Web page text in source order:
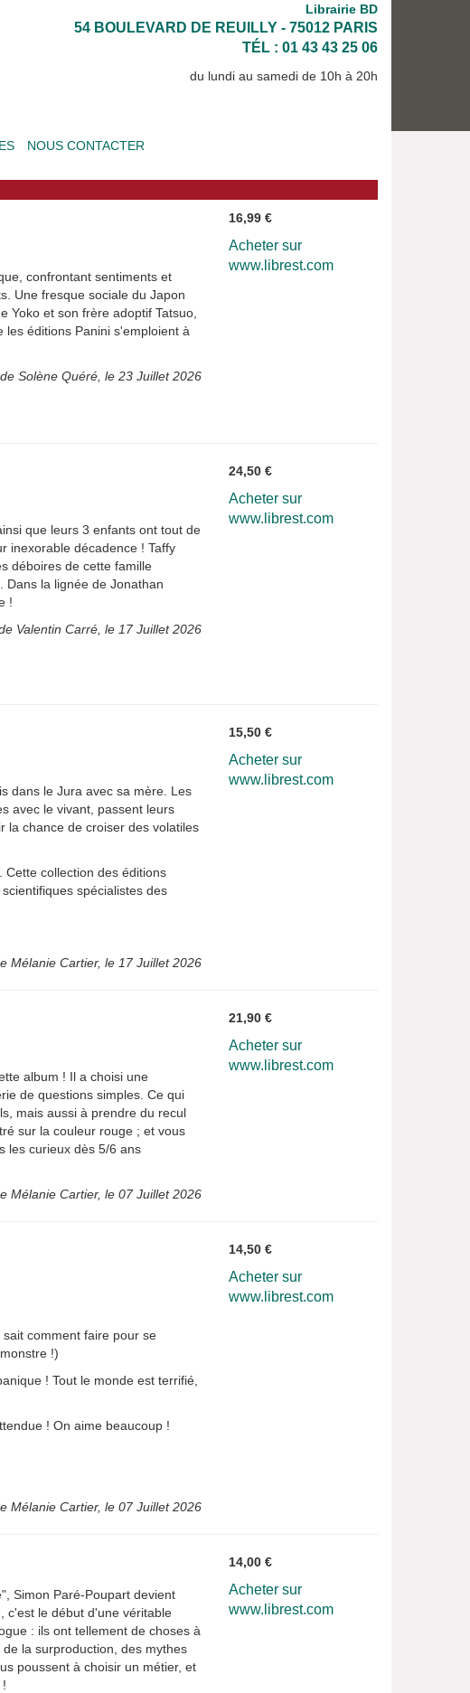
Librairie BD
54 BOULEVARD DE REUILLY - 75012 PARIS
TÉL : 01 43 43 25 06
du lundi au samedi de 10h à 20h
NOUS CONTACTER
confrontant sentiments et
Une fresque sociale du Japon
Yoko et son frère adoptif Tatsuo,
éditions Panini s'emploient à
Solène Quéré, le 23 Juillet 2026
16,99 €
Acheter sur
www.librest.com
que leurs 3 enfants ont tout de
inexorable décadence ! Taffy
déboires de cette famille
Dans la lignée de Jonathan
!
Valentin Carré, le 17 Juillet 2026
24,50 €
Acheter sur
www.librest.com
dans le Jura avec sa mère. Les
avec le vivant, passent leurs
la chance de croiser des volatiles
collection des éditions
spécialistes des
Mélanie Cartier, le 17 Juillet 2026
15,50 €
Acheter sur
www.librest.com
album ! Il a choisi une
de questions simples. Ce qui
mais aussi à prendre du recul
sur la couleur rouge ; et vous
les curieux dès 5/6 ans
Mélanie Cartier, le 07 Juillet 2026
21,90 €
Acheter sur
www.librest.com
comment faire pour se
!)
! Tout le monde est terrifié,
! On aime beaucoup !
Mélanie Cartier, le 07 Juillet 2026
14,50 €
Acheter sur
www.librest.com
Simon Paré-Poupart devient
c'est le début d'une véritable
: ils ont tellement de choses à
la surproduction, des mythes
poussent à choisir un métier, et
14,00 €
Acheter sur
www.librest.com